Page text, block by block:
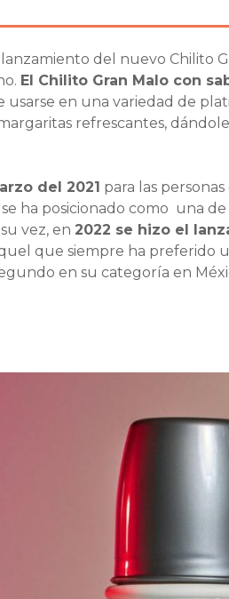
del nuevo Chilito
El Chilito Gran Malo con
en una variedad de
refrescantes,
del 2021 para las
ha posicionado como una de
vez, en 2022 se hizo el
que siempre ha preferido
en su categoría en